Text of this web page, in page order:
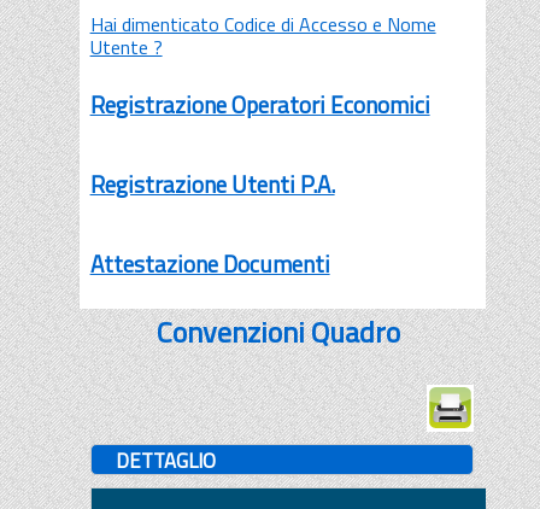
Hai dimenticato Codice di Accesso e Nome
Utente ?
Registrazione Operatori Economici
Registrazione Utenti P.A.
Attestazione Documenti
Convenzioni Quadro
DETTAGLIO